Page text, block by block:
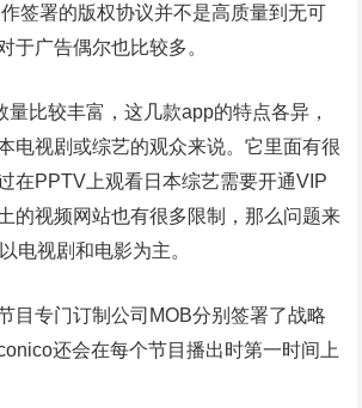
签署的版权协议并不是高质量到无可
于广告偶尔也比较多。
量比较丰富，这几款app的特点各异，
电视剧或综艺的观众来说。它里面有很
在PPTV上观看日本综艺需要开通VIP
的视频网站也有很多限制，那么问题来
电视剧和电影为主。
目专门订制公司MOB分别签署了战略
还会在每个节目播出时第一时间上